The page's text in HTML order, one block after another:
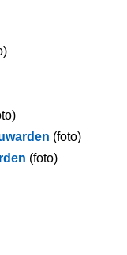
(foto)
(foto)